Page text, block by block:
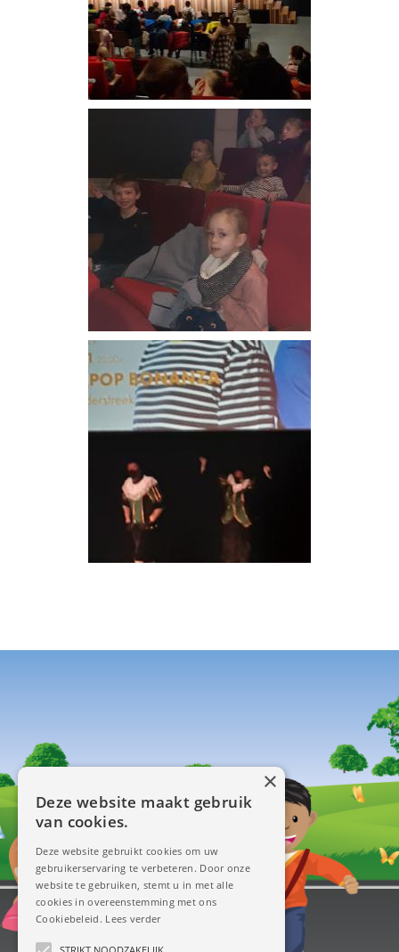
×
Deze website maakt gebruik
van cookies.
Deze website gebruikt cookies om uw
gebruikerservaring te verbeteren. Door onze
website te gebruiken, stemt u in met alle
cookies in overeenstemming met ons
Cookiebeleid. Lees verder